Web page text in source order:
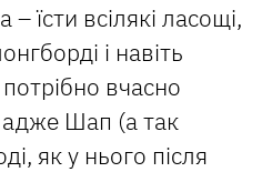
їсти всілякі ласощі,
і навіть
вчасно
адже Шап (а так
як у нього після